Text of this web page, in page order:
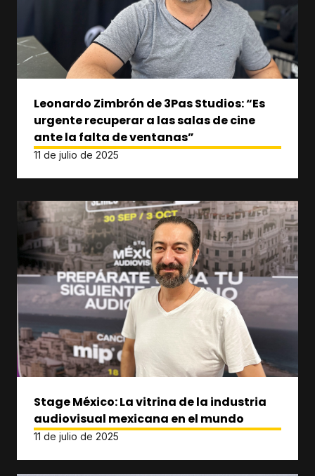
Leonardo Zimbrón de 3Pas Studios: “Es
urgente recuperar a las salas de cine
ante la falta de ventanas”
11 de julio de 2025
Stage México: La vitrina de la industria
audiovisual mexicana en el mundo
11 de julio de 2025